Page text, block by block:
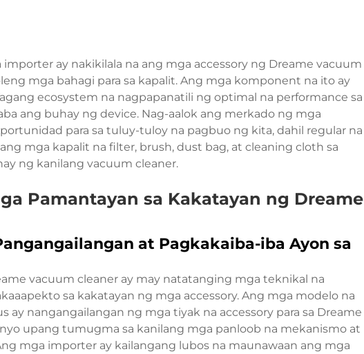
ay nakikilala na ang mga accessory ng Dreame vacuum
mga bahagi para sa kapalit. Ang mga komponent na ito ay
ecosystem na nagpapanatili ng optimal na performance sa
ang buhay ng device. Nag-aalok ang merkado ng mga
para sa tuluy-tuloy na pagbuo ng kita, dahil regular na
mga kapalit na filter, brush, dust bag, at cleaning cloth sa
ng kanilang vacuum cleaner.
Pamantayan sa Kakatayan ng Dreame
at Pagkakaiba-iba Ayon sa
vacuum cleaner ay may natatanging mga teknikal na
sa kakatayan ng mga accessory. Ang mga modelo na
ay nangangailangan ng mga tiyak na accessory para sa Dreame
upang tumugma sa kanilang mga panloob na mekanismo at
mga importer ay kailangang lubos na maunawaan ang mga